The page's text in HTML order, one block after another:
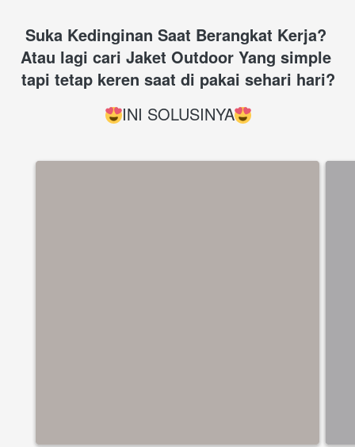
Suka Kedinginan Saat Berangkat Kerja?
Atau lagi cari Jaket Outdoor Yang simple
tapi tetap keren saat di pakai sehari hari?
INI SOLUSINYA